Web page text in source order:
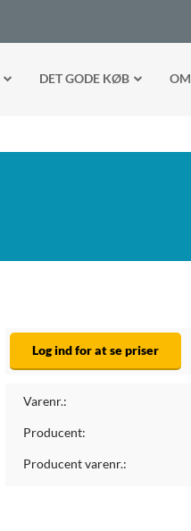
DET GODE KØB
Log ind for at se priser
Varenr.:
Producent:
Producent varenr.: